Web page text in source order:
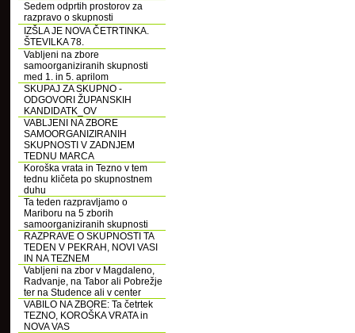
Sedem odprtih prostorov za
razpravo o skupnosti
IZŠLA JE NOVA ČETRTINKA.
ŠTEVILKA 78.
Vabljeni na zbore
samoorganiziranih skupnosti
med 1. in 5. aprilom
SKUPAJ ZA SKUPNO -
ODGOVORI ŽUPANSKIH
KANDIDATK_OV
VABLJENI NA ZBORE
SAMOORGANIZIRANIH
SKUPNOSTI V ZADNJEM
TEDNU MARCA
Koroška vrata in Tezno v tem
tednu kličeta po skupnostnem
duhu
Ta teden razpravljamo o
Mariboru na 5 zborih
samoorganiziranih skupnosti
RAZPRAVE O SKUPNOSTI TA
TEDEN V PEKRAH, NOVI VASI
IN NA TEZNEM
Vabljeni na zbor v Magdaleno,
Radvanje, na Tabor ali Pobrežje
ter na Studence ali v center
VABILO NA ZBORE: Ta četrtek
TEZNO, KOROŠKA VRATA in
NOVA VAS